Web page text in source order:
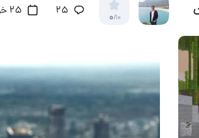
0/10
25 25 خرداد 1405